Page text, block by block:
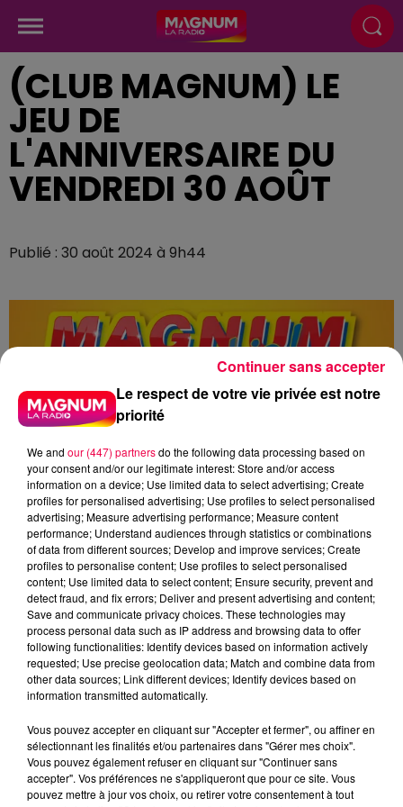
(CLUB MAGNUM) LE
JEU DE
L'ANNIVERSAIRE DU
VENDREDI 30 AOÛT
Publié : 30 août 2024 à 9h44
vendredi-30-aout.mp3
Le respect de votre vie privée est notre
priorité
We and our (447) partnersdo the following data processing based on
your consent and/or our legitimate interest: Store and/or access
information on a device; Use limited data to select advertising; Create
profiles for personalised advertising; Use profiles to select personalised
advertising; Measure advertising performance; Measure content
performance; Understand audiences through statistics or combinations
of data from different sources; Develop and improve services; Create
profiles to personalise content; Use profiles to select personalised
content; Use limited data to select content; Ensure security, prevent and
detect fraud, and fix errors; Deliver and present advertising and content;
Save and communicate privacy choices. These technologies may
process personal data such as IP address and browsing data to offer
following functionalities: Identify devices based on information actively
requested; Use precise geolocation data; Match and combine data from
other data sources; Link different devices; Identify devices based on
information transmitted automatically.
Vous pouvez accepter en cliquant sur "Accepter et fermer", ou affiner en
sélectionnant les finalités et/ou partenaires dans "Gérer mes choix".
Vous pouvez également refuser en cliquant sur "Continuer sans
accepter". Vos préférences ne s'appliqueront que pour ce site. Vous
pouvez mettre à jour vos choix, ou retirer votre consentement à tout
Continuer sans accepter